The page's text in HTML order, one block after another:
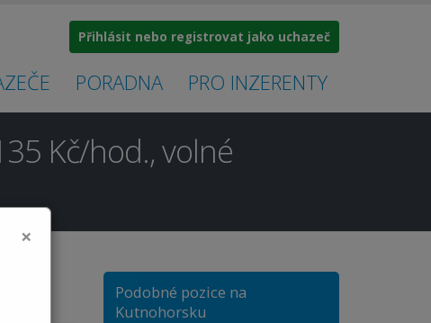
Přihlásit nebo registrovat jako uchazeč
PORADNA PRO INZERENTY
Kč/hod., volné
Podobné pozice na
Kutnohorsku
×